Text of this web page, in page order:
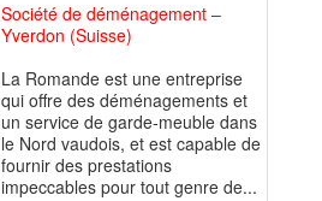
Société de déménagement –
Yverdon (Suisse)
La Romande est une entreprise
qui offre des déménagements et
un service de garde-meuble dans
le Nord vaudois, et est capable de
fournir des prestations
impeccables pour tout genre de...